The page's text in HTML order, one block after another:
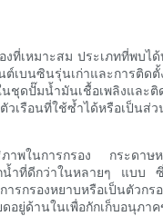
ที่เหมาะสม ประเภทที่พบ
บนซินรุ่นเก่าและการติด
ปั๊มน้ำมันเชื้อเพลิงและติ
เรือนที่ใช้ซ้ำได้หรือเป็น
พในการกรอง กระดาษ
ำที่ดีกว่าในหลายๆ แบบ
รกรองหยาบหรือเป็นตัว
ด้านในเพื่อกักเก็บอนุภา